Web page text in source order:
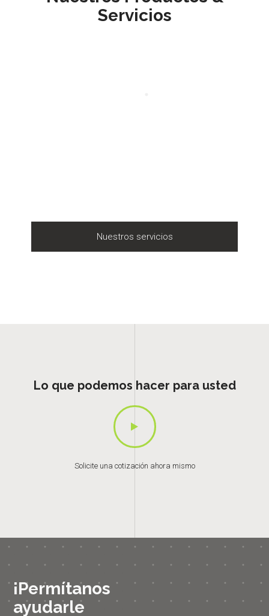
Servicios
Nuestros servicios
Lo que podemos hacer para usted
Solicite una cotización ahora mismo
¡Permítanos
ayudarle